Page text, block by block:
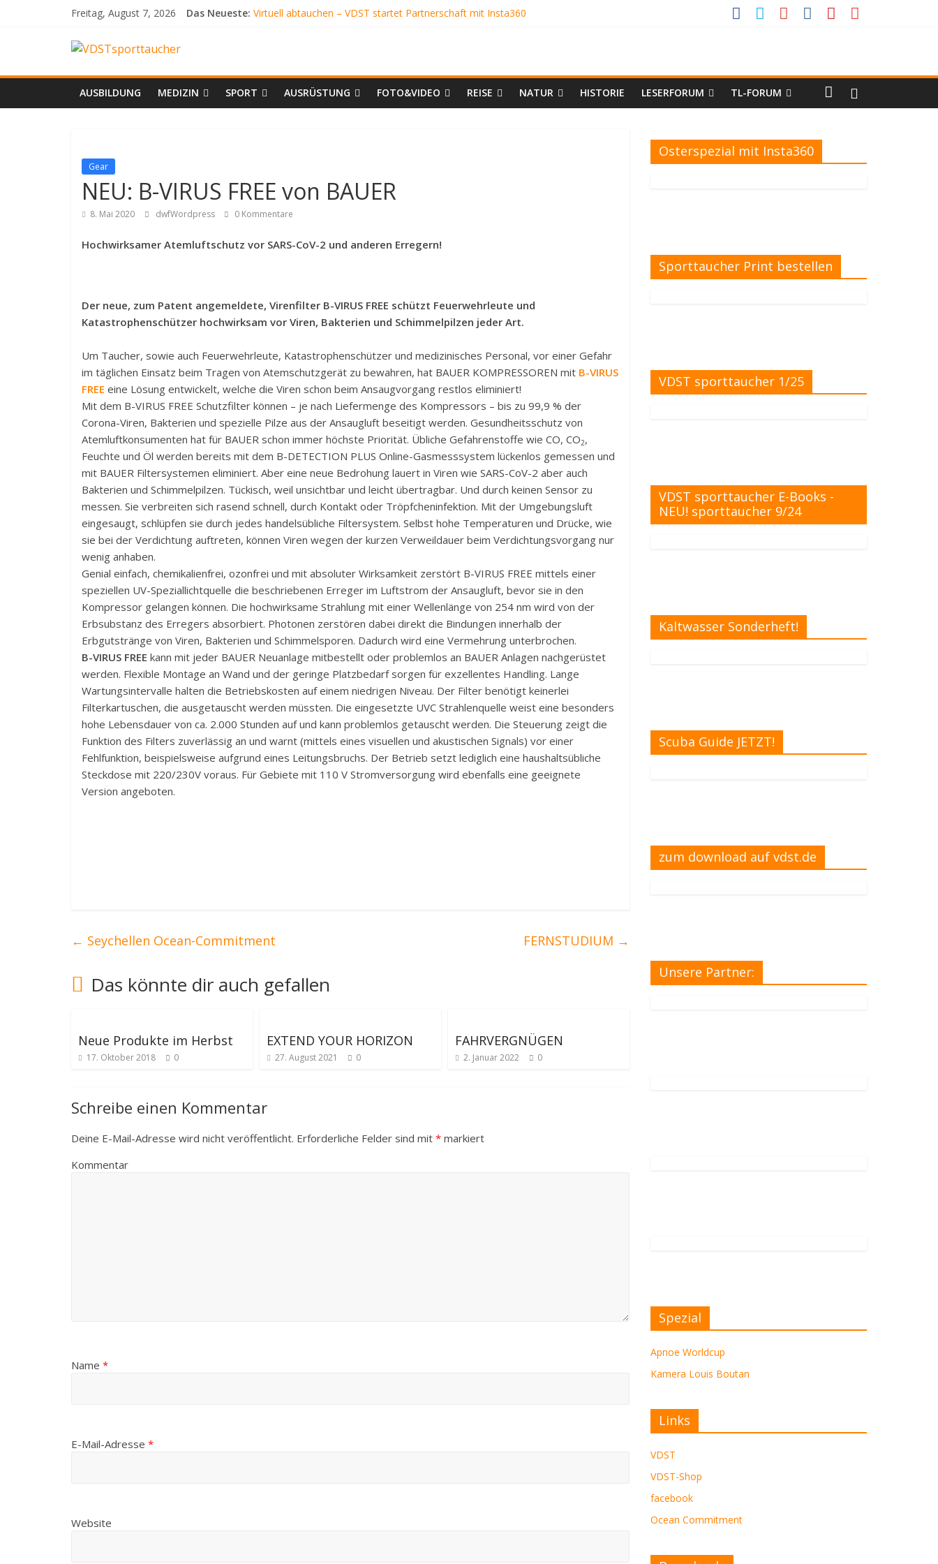
Freitag, August 7, 2026 Das Neueste: Virtuell abtauchen – VDST startet Partnerschaft mit Insta360
DER WEISSABGLEICH
VDSTsporttaucher
Dein
AUSBILDUNG MEDIZIN SPORT AUSRÜSTUNG FOTO&VIDEO REISE NATUR HISTORIE LESERFORUM TL-FORUM
Gear
NEU: B-VIRUS FREE von BAUER
8. Mai 2020 dwfWordpress 0 Kommentare
Hochwirksamer Atemluftschutz vor SARS-CoV-2 und anderen Erregern!
Der neue, zum Patent angemeldete, Virenfilter B-VIRUS FREE schützt Feuerwehrleute und
Katastrophenschützer hochwirksam vor Viren, Bakterien und Schimmelpilzen jeder Art.
Um Taucher, sowie auch Feuerwehrleute, Katastrophenschützer und medizinisches Personal, vor einer Gefahr
im täglichen Einsatz beim Tragen von Atemschutzgerät zu bewahren, hat BAUER KOMPRESSOREN mit B-VIRUS
FREE eine Lösung entwickelt, welche die Viren schon beim Ansaugvorgang restlos eliminiert!
Mit dem B-VIRUS FREE Schutzfilter können – je nach Liefermenge des Kompressors – bis zu 99,9 % der
Corona-Viren, Bakterien und spezielle Pilze aus der Ansaugluft beseitigt werden. Gesundheitsschutz von
Atemluftkonsumenten hat für BAUER schon immer höchste Priorität. Übliche Gefahrenstoffe wie CO, CO2,
Feuchte und Öl werden bereits mit dem B-DETECTION PLUS Online-Gasmesssystem lückenlos gemessen und
mit BAUER Filtersystemen eliminiert. Aber eine neue Bedrohung lauert in Viren wie SARS-CoV-2 aber auch
Bakterien und Schimmelpilzen. Tückisch, weil unsichtbar und leicht übertragbar. Und durch keinen Sensor zu
messen. Sie verbreiten sich rasend schnell, durch Kontakt oder Tröpfcheninfektion. Mit der Umgebungsluft
eingesaugt, schlüpfen sie durch jedes handelsübliche Filtersystem. Selbst hohe Temperaturen und Drücke, wie
sie bei der Verdichtung auftreten, können Viren wegen der kurzen Verweildauer beim Verdichtungsvorgang nur
wenig anhaben.
Genial einfach, chemikalienfrei, ozonfrei und mit absoluter Wirksamkeit zerstört B-VIRUS FREE mittels einer
speziellen UV-Speziallichtquelle die beschriebenen Erreger im Luftstrom der Ansaugluft, bevor sie in den
Kompressor gelangen können. Die hochwirksame Strahlung mit einer Wellenlänge von 254 nm wird von der
Erbsubstanz des Erregers absorbiert. Photonen zerstören dabei direkt die Bindungen innerhalb der
Erbgutstränge von Viren, Bakterien und Schimmelsporen. Dadurch wird eine Vermehrung unterbrochen.
B-VIRUS FREE kann mit jeder BAUER Neuanlage mitbestellt oder problemlos an BAUER Anlagen nachgerüstet
werden. Flexible Montage an Wand und der geringe Platzbedarf sorgen für exzellentes Handling. Lange
Wartungsintervalle halten die Betriebskosten auf einem niedrigen Niveau. Der Filter benötigt keinerlei
Filterkartuschen, die ausgetauscht werden müssten. Die eingesetzte UVC Strahlenquelle weist eine besonders
hohe Lebensdauer von ca. 2.000 Stunden auf und kann problemlos getauscht werden. Die Steuerung zeigt die
Funktion des Filters zuverlässig an und warnt (mittels eines visuellen und akustischen Signals) vor einer
Fehlfunktion, beispielsweise aufgrund eines Leitungsbruchs. Der Betrieb setzt lediglich eine haushaltsübliche
Steckdose mit 220/230V voraus. Für Gebiete mit 110 V Stromversorgung wird ebenfalls eine geeignete
Version angeboten.
← Seychellen Ocean-Commitment FERNSTUDIUM →
Das könnte dir auch gefallen
Neue Produkte im Herbst
17. Oktober 2018 0
EXTEND YOUR HORIZON
27. August 2021 0
FAHRVERGNÜGEN
2. Januar 2022 0
Schreibe einen Kommentar
Deine E-Mail-Adresse wird nicht veröffentlicht. Erforderliche Felder sind mit * markiert
Kommentar
Name *
E-Mail-Adresse *
Website
Osterspezial mit Insta360
Sporttaucher Print bestellen
VDST sporttaucher 1/25
VDST sporttaucher E-Books -
NEU! sporttaucher 9/24
Kaltwasser Sonderheft!
Scuba Guide JETZT!
zum download auf vdst.de
Unsere Partner:
Spezial
Apnoe Worldcup
Kamera Louis Boutan
Links
VDST
VDST-Shop
facebook
Ocean Commitment